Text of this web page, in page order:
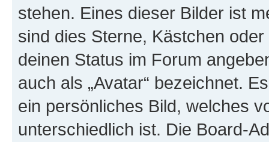
stehen. Eines dieser Bilder ist
sind dies Sterne, Kästchen
deinen Status im Forum
auch als „Avatar“ bezeichnet.
ein persönliches Bild, welches
unterschiedlich ist. Die Board-